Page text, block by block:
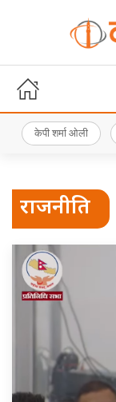
केपी शर्मा ओली
राजनीति